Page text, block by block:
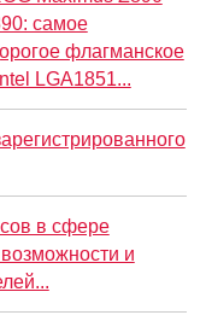
самое
флагманское
LGA1851...
в сфере
и